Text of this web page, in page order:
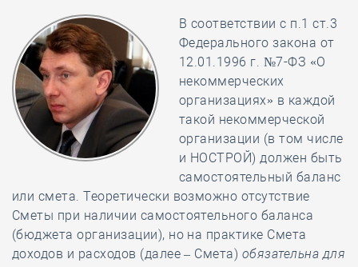
В соответствии с п.1 ст.3
Федерального закона от
12.01.1996 г. №7-ФЗ «О
некоммерческих
организациях» в каждой
такой некоммерческой
организации (в том числе
и НОСТРОЙ) должен быть
самостоятельный баланс
или смета. Теоретически возможно отсутствие
Сметы при наличии самостоятельного баланса
(бюджета организации), но на практике Смета
доходов и расходов (далее – Смета) обязательна для